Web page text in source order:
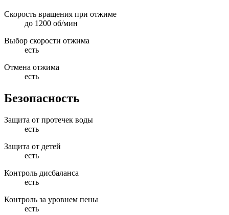
Скорость вращения при отжиме
до 1200 об/мин
Выбор скорости отжима
есть
Отмена отжима
есть
Безопасность
Защита от протечек воды
есть
Защита от детей
есть
Контроль дисбаланса
есть
Контроль за уровнем пены
есть